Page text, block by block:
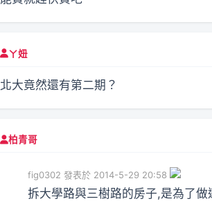
ㄚ妞
北大竟然還有第二期？
柏青哥
fig0302 發表於 2014-5-29 20:58
拆大學路與三樹路的房子,是為了做